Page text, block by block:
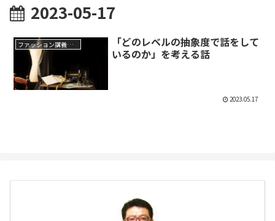
2023-05-17
ファッション講義メモ
「どのレベルの抽象度で話をして
いるのか」を考える話
2023.05.17